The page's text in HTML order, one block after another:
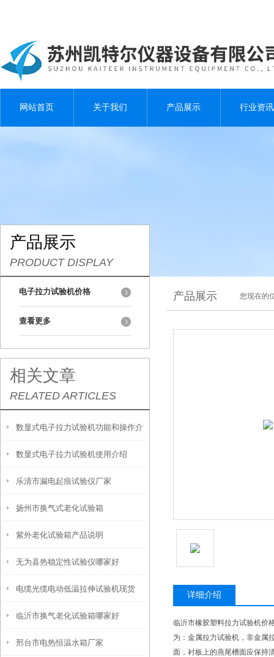
网站首页 关于我们 产品展示 行业资讯
产品展示
PRODUCT DISPLAY
电子拉力试验机价格
查看更多
相关文章
RELATED ARTICLES
数显式电子拉力试验机功能和操作介
绍
数显式电子拉力试验机使用介绍
乐清市漏电起痕试验仪厂家
扬州市换气式老化试验箱
紫外老化试验箱产品说明
无为县热稳定性试验仪哪家好
电缆光缆电动低温拉伸试验机现货
临沂市换气老化试验箱哪家好
邢台市电热恒温水箱厂家
产品展示 您现在的
详细介绍
临沂市橡胶塑料拉力试验机价
为：金属拉力试验机，非金属
面，衬板上的燕尾槽面应保持